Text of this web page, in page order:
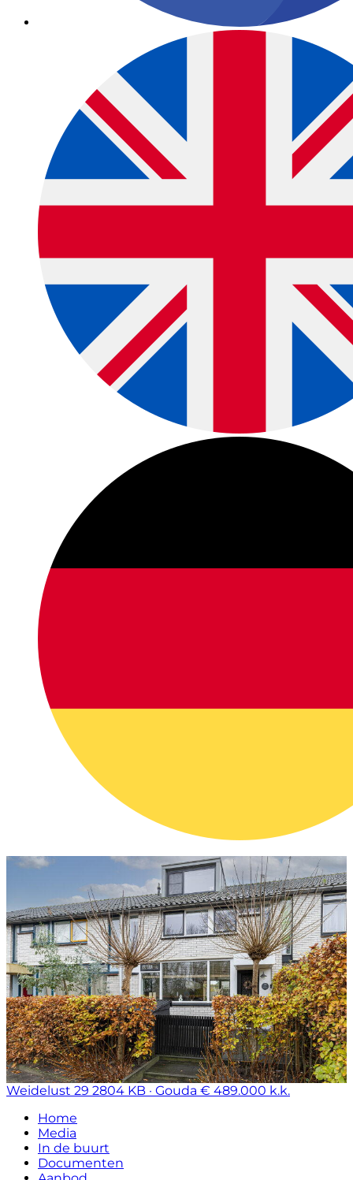
Weidelust 29 2804 KB · Gouda € 489.000 k.k.
Home
Media
In de buurt
Documenten